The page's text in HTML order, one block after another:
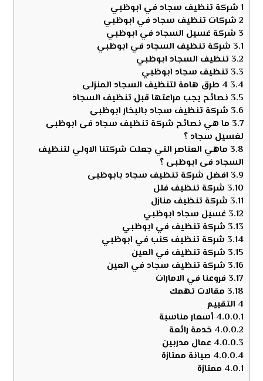
1 شركة تنظيف سجاد في ابوظبي
2 شركات تنظيف سجاد في ابوظبي
3 شركة غسيل السجاد في ابوظبي
3.1 شركة تنظيف السجاد في ابوظبي
3.2 تنظيف السجاد ابوظبي
3.3 تنظيف سجاد ابوظبي
3.44 طرق هامة لتنظيف السجاد المنزلى
3.5 نصائح يجب مراعتها قبل تنظيف السجاد
3.6 شركة تنظيف سجاد بالبخار ابوظبى
3.7 ما هي نصائح شركة تنظيف سجاد فى ابوظبى
لغسيل سجاد ؟
3.8 ماهي العناصر التي جعلت شركتنا الاولي لتنظيف
السجاد فى ابوظبى ؟
3.9 افضل شركة تنظيف سجاد بابوظبى
3.10 شركة تنظيف فلل
3.11 شركة تنظيف منازل
3.12 غسيل سجاد ابوظبي
3.13 شركة تنظيف في ابوظبي
3.14 شركة تنظيف كنب في ابوظبي
3.15 شركة تنظيف في العين
3.16 شركة تنظيف سجاد في العين
3.17 فروعنا في الامارات
3.18 مقالات تهمك
4 التقييم
4.0.0.1 أسعار مناسبة
4.0.0.2 خدمة رائعة
4.0.0.3 عمال مدربين
4.0.0.4 صيانة ممتازة
4.0.1 ممتازة